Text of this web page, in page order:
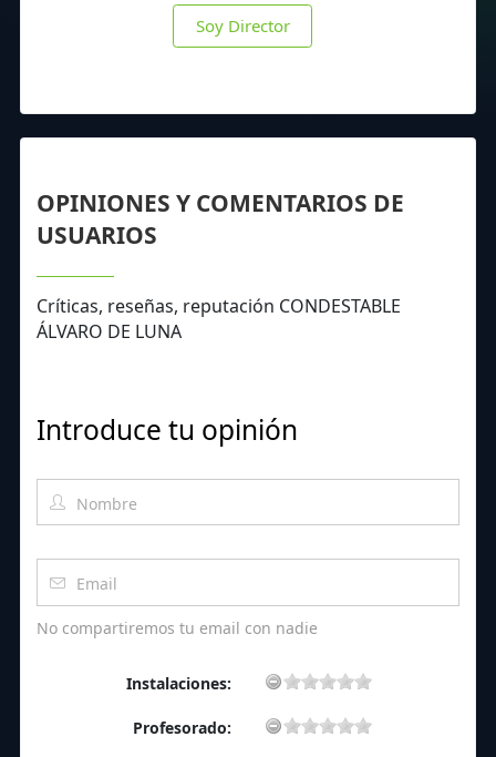
Soy Director
OPINIONES Y COMENTARIOS DE
USUARIOS
Críticas, reseñas, reputación CONDESTABLE
ÁLVARO DE LUNA
Introduce tu opinión
No compartiremos tu email con nadie
Instalaciones:
Profesorado: